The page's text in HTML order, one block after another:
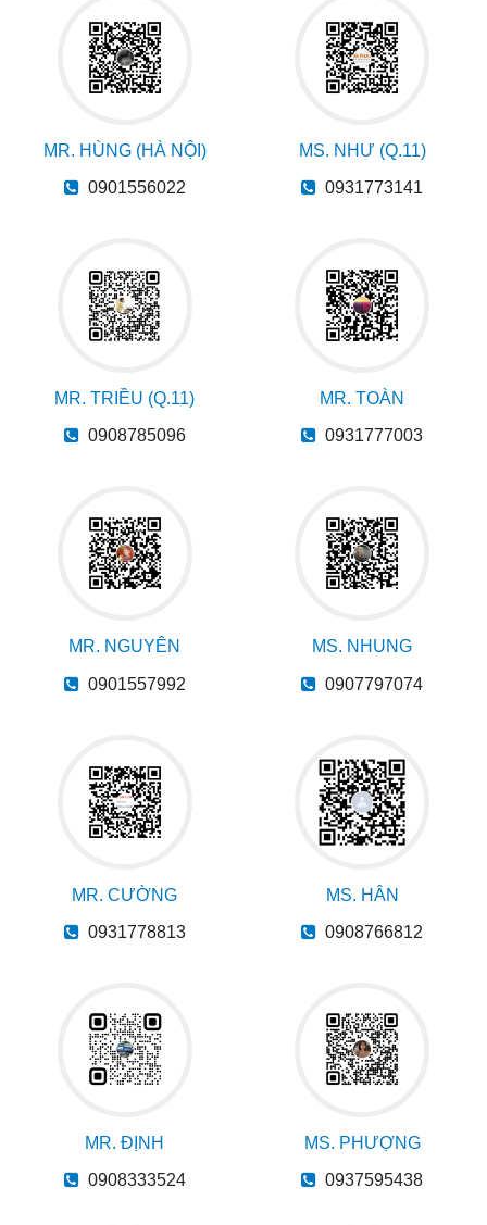
MR. HÙNG (HÀ NỘI)
0901556022
MS. NHƯ (Q.11)
0931773141
MR. TRIỀU (Q.11)
0908785096
MR. TOÀN
0931777003
MR. NGUYÊN
0901557992
MS. NHUNG
0907797074
MR. CƯỜNG
0931778813
MS. HÂN
0908766812
MR. ĐỊNH
0908333524
MS. PHƯỢNG
0937595438